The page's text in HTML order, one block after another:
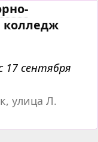
колледж
17 сентября
улица Л.